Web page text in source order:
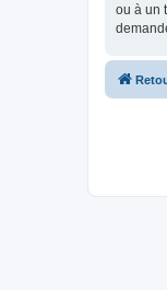
ou à un